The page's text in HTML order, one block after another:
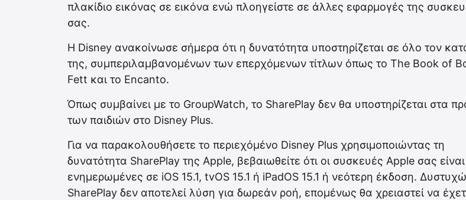
πλακίδιο εικόνας σε εικόνα ενώ πλοηγείστε σε άλλες εφαρμογές της
σας.
Η Disney ανακοίνωσε σήμερα ότι η δυνατότητα υποστηρίζεται σε όλο τον
της, συμπεριλαμβανομένων των επερχόμενων τίτλων όπως το The Book of
Fett και το Encanto.
Όπως συμβαίνει με το GroupWatch, το SharePlay δεν θα υποστηρίζεται στα
των παιδιών στο Disney Plus.
Για να παρακολουθήσετε το περιεχόμένο Disney Plus χρησιμοποιώντας τη
δυνατότητα SharePlay της Apple, βεβαιωθείτε ότι οι συσκευές Apple σας είναι
ενημερωμένες σε iOS 15.1, tvOS 15.1 ή iPadOS 15.1 ή νεότερη έκδοση.
SharePlay δεν αποτελεί λύση για δωρεάν ροή, επομένως θα χρειαστεί να